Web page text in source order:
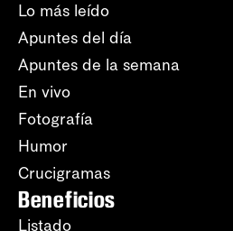
Lo más leído
Apuntes del día
Apuntes de la semana
En vivo
Fotografía
Humor
Crucigramas
Beneficios
Listado